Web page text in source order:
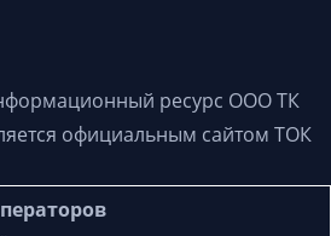
ресурс ООО ТК
официальным сайтом ТОК